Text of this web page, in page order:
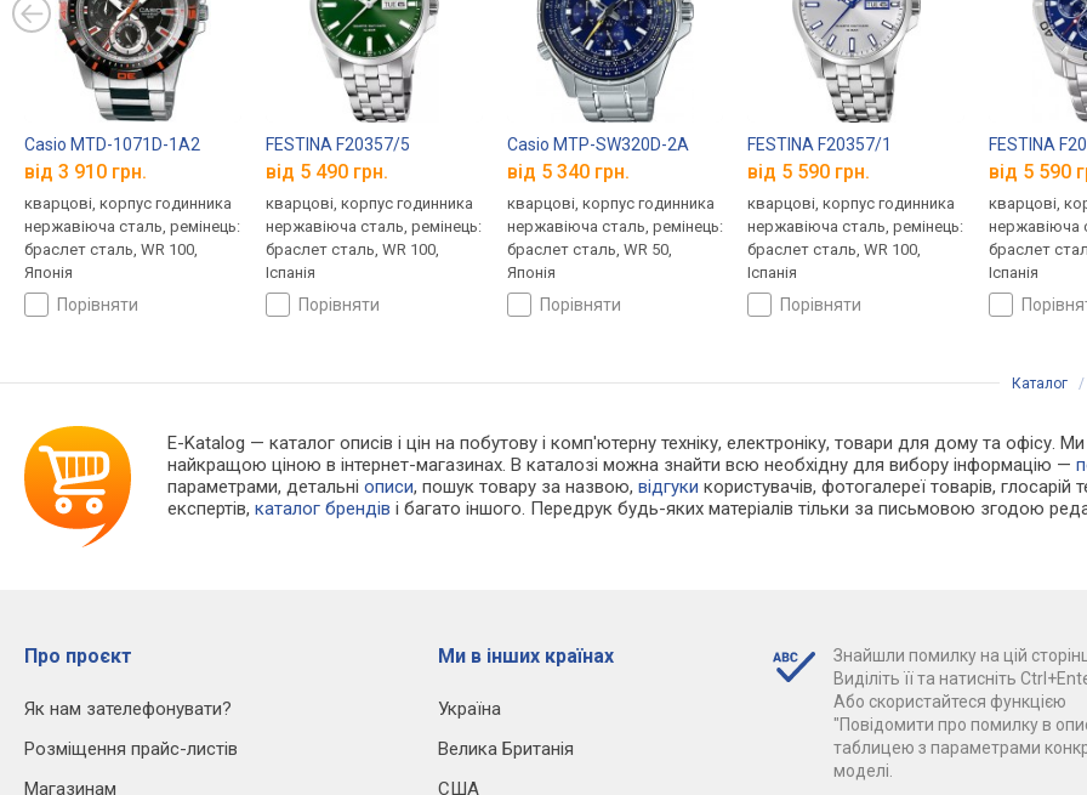
Casio MTD-1071D-1A2
від 3 910 грн.
кварцові, корпус годинника
нержавіюча сталь, ремінець:
браслет сталь, WR 100,
Японія
порівняти
FESTINA F20357/5
від 5 490 грн.
кварцові, корпус годинника
нержавіюча сталь, ремінець:
браслет сталь, WR 100,
Іспанія
порівняти
Casio MTP-SW320D-2A
від 5 340 грн.
кварцові, корпус годинника
нержавіюча сталь, ремінець:
браслет сталь, WR 50,
Японія
порівняти
FESTINA F20357/1
від 5 590 грн.
кварцові, корпус годинника
нержавіюча сталь, ремінець:
браслет сталь, WR 100,
Іспанія
порівняти
FESTINA
від 5 590
кварцові,
нержавіюча
браслет
Іспанія
Каталог /
E-Katalog — каталог описів і цін на побутову і комп'ютерну техніку, електроніку, товари для дому та офісу.
найкращою ціною в інтернет-магазинах. В каталозі можна знайти всю необхідну для вибору інформацію —
параметрами, детальніописи, пошук товару за назвою,відгуки користувачів, фотогалереї товарів, глосарій
експертів,каталог брендів і багато іншого. Передрук будь-яких матеріалів тільки за письмовою згодою
Про проєкт
Як нам зателефонувати?
Розміщення прайс-листів
Магазинам
Ми в інших країнах
Україна
Велика Британія
США
Знайшли помилку на цій
Виділіть її та натисніть
Або скористайтеся функцією
"Повідомити про помилку в
таблицею з параметрами
моделі.